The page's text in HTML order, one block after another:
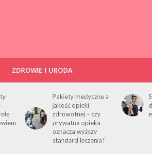
ZDROWIE I URODA
Pakiety medyczne a
jakość opieki
zdrowotnej – czy
prywatna opieka
oznacza wyższy
standard leczenia?